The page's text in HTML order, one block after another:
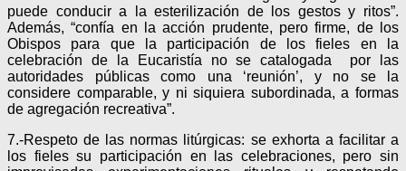
puede conducir a la esterilización de los gestos y ritos”.
Además, “confía en la acción prudente, pero firme, de los
Obispos para que la participación de los fieles en la
celebración de la Eucaristía no se catalogada por las
autoridades públicas como una ‘reunión’, y no se la
considere comparable, y ni siquiera subordinada, a formas
de agregación recreativa”.
7.-Respeto de las normas litúrgicas: se exhorta a facilitar a
los fieles su participación en las celebraciones, pero sin